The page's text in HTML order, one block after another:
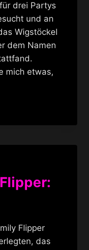
drei Partys
und an
Wigstöckel
dem Namen
mich etwas,
Flipper
das